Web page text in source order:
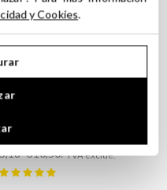
375,71.
310,50. TVA exclue.
y Cookies.